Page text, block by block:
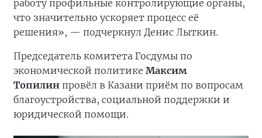
работу профильные контролирующие органы,
что значительно ускоряет процесс её
решения», — подчеркнул Денис Лыткин.
Председатель комитета Госдумы по
экономической политике Максим
Топилин провёл в Казани приём по вопросам
благоустройства, социальной поддержки и
юридической помощи.